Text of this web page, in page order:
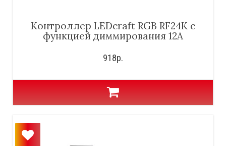
Контроллер LEDcraft RGB RF24K с
функцией диммирования 12А
918р.